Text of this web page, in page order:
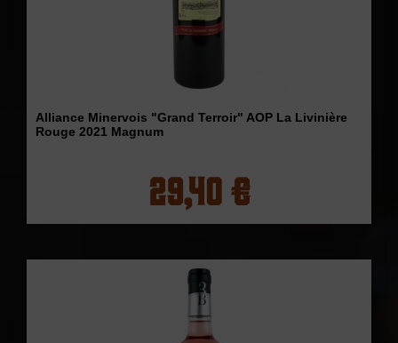
Alliance Minervois "Grand Terroir" AOP La Livinière
Rouge 2021 Magnum
29,40 €